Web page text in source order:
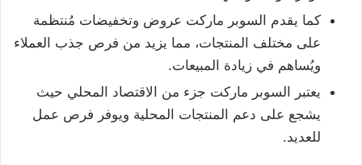
كما يقدم السوبر ماركت عروض وتخفيضات مُنتظمة
على مختلف المنتجات، مما يزيد من فرص جذب العملاء
ويُساهم في زيادة المبيعات.
يعتبر السوبر ماركت جزء من الاقتصاد المحلي حيث
يشجع على دعم المنتجات المحلية ويوفر فرص عمل
للعديد.